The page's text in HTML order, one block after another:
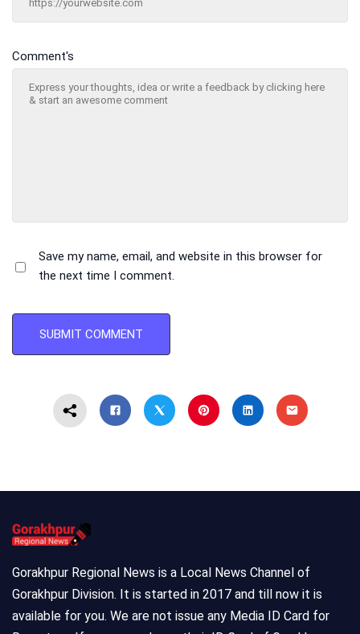
Comment's
Save my name, email, and website in this browser for
the next time I comment.
Gorakhpur Regional News is a Local News Channel of
Gorakhpur Division. It is started in 2017 and till now it is
available for you. We are not issue any Media ID Card for